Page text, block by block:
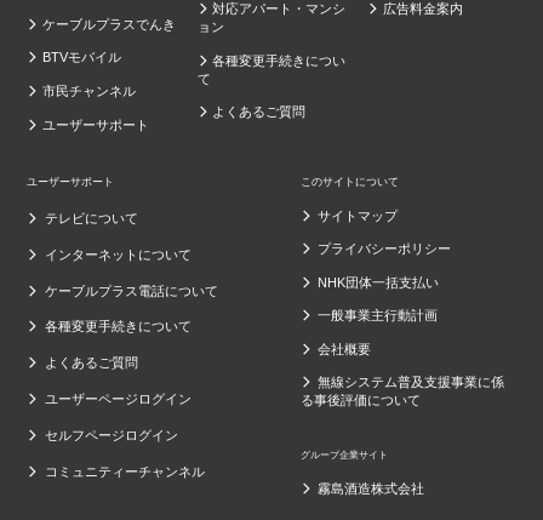
ケーブルプラスでんき
BTVモバイル
市民チャンネル
ユーザーサポート
対応アパート・マンシ
ョン
各種変更手続きについ
て
よくあるご質問
広告料金案内
ユーザーサポート
テレビについて
インターネットについて
ケーブルプラス電話について
各種変更手続きについて
よくあるご質問
ユーザーページログイン
セルフページログイン
コミュニティーチャンネル
このサイトについて
サイトマップ
プライバシーポリシー
NHK団体一括支払い
一般事業主行動計画
会社概要
無線システム普及支援事業に係
る事後評価について
グループ企業サイト
霧島酒造株式会社